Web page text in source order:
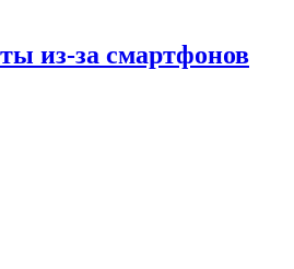
из-за смартфонов